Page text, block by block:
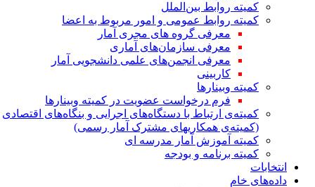
کمیته روابط بین‌الملل
کمیته روابط عمومی و امور مربوط به اعضا
معرفی گروه های مجری آمار
معرفی سازمان‌های آماری
معرفی انجمن‌های علمی دانشجویی آمار
کاربینی
کمیته وبینارها
فرم درخواست عضویت در کمیته وبینارها
کمیته‌ی ارتباط با دستگاه‌های اجرایی و بنگاه‌های اقتصادی
(کمیته‌ی همکاریهای مشترک آمار رسمی)
کمیته آموزش آمار مدرسه ای
کمیته برنامه و بودجه
انتخابات
داده‌های خام